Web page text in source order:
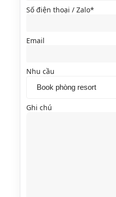
Số điện thoại / Zalo*
Email
Nhu cầu
Ghi chú